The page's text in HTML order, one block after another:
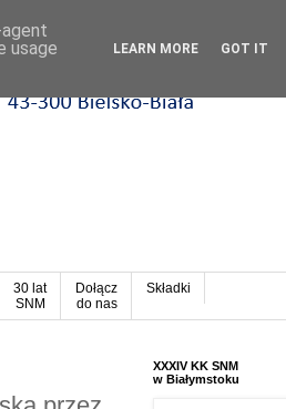
30 lat
SNM
Dołącz
do nas
Składki
XXXIV KK SNM
w Białymstoku
usage
LEARN MORE GOT IT